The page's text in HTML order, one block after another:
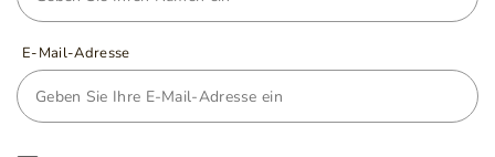
E-Mail-Adresse